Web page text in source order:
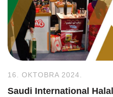
16. OKTOBRA 2024.
Saudi International